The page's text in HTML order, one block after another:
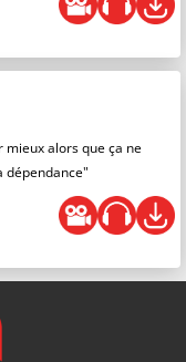
mieux alors que ça ne
dépendance"